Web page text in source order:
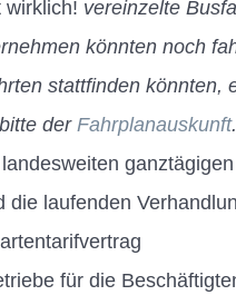
wirklich! vereinzelte
könnten noch
stattfinden könnten,
der Fahrplanauskunft.
ganztägigen
die laufenden
für die